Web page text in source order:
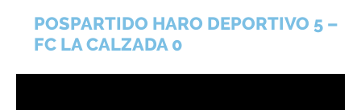
POSPARTIDO HARO DEPORTIVO 5 –
FC LA CALZADA 0